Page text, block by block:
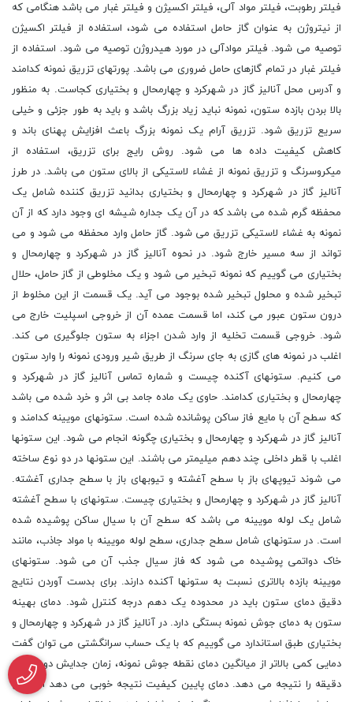
فیلتر رطوبت، فیلتر مواد آلی، فیلتر اکسیژن و فیلتر غبار می باشد هنگامی که
از نیتروژن به عنوان گاز حامل استفاده می شود، استفاده از فیلتر اکسیژن
توصیه می شود. فیلتر موادآلی در مورد هیدروژن توصیه می شود. استفاده از
فیلتر غبار در تمام گازهای حامل ضروری می باشد. پورتهای تزریق نمونه کدامند
و آدرس محل آنالیز گاز در شهرکرد و چهارمحال و بختیاری کجاست. به منظور
بالا بردن بازده ستون، نمونه نباید زیاد بزرگ باشد و باید به طور جزئی و خیلی
سریع تزریق شود. تزریق آرام یک نمونه بزرگ باعث افزایش پهنای باند و
کاهش کیفیت داده ها می شود. روش رایج برای تزریق، استفاده از
میکروسرنگ و تزریق نمونه از غشاء لاستیکی از بالای ستون می باشد. در طرز
آنالیز گاز در شهرکرد و چهارمحال و بختیاری بدانید تزریق کننده شامل یک
محفظه گرم شده می باشد که در آن یک جداره شیشه ای وجود دارد که از آن
نمونه به غشاء لاستیکی تزریق می شود. گاز حامل وارد محفظه می شود و می
تواند از سه مسیر خارج شود. در نحوه آنالیز گاز در شهرکرد و چهارمحال و
بختیاری می گوییم که نمونه تبخیر می شود و یک مخلوطی از گاز حامل، حلال
تبخیر شده و محلول تبخیر شده بوجود می آید. یک قسمت از این مخلوط از
درون ستون عبور می کند، اما قسمت عمده آن از خروجی اسپلیت خارج می
شود. خروجی قسمت تخلیه از وارد شدن اجزاء به ستون جلوگیری می کند.
اغلب در نمونه های گازی به جای سرنگ از طریق شیر ورودی نمونه را وارد ستون
می کنیم. ستونهای آکنده چیست و شماره تماس آنالیز گاز در شهرکرد و
چهارمحال و بختیاری کدامند. حاوی یک ماده جامد بی اثر و خرد شده می باشد
که سطح آن با مایع فاز ساکن پوشانده شده است. ستونهای مویینه کدامند و
آنالیز گاز در شهرکرد و چهارمحال و بختیاری چگونه انجام می شود. این ستونها
اغلب با قطر داخلی چند دهم میلیمتر می باشند. این ستونها در دو نوع ساخته
می شوند تیوپهای باز با سطح آغشته و تیوبهای باز با سطح جداری آغشته.
آنالیز گاز در شهرکرد و چهارمحال و بختیاری چیست. ستونهای با سطح آغشته
شامل یک لوله مویینه می باشد که سطح آن با سیال ساکن پوشیده شده
است. در ستونهای شامل سطح جداری، سطح لوله مویینه با مواد جاذب، مانند
خاک دواتمی پوشیده می شود که فاز سیال جذب آن می شود. ستونهای
مویینه بازده بالاتری نسبت به ستونها آکنده دارند. برای بدست آوردن نتایج
دقیق دمای ستون باید در محدوده یک دهم درجه کنترل شود. دمای بهینه
ستون به دمای جوش نمونه بستگی دارد. در آنالیز گاز در شهرکرد و چهارمحال و
بختیاری طبق استاندارد می گوییم که با یک حساب سرانگشتی می توان گفت
دمایی کمی بالاتر از میانگین دمای نقطه جوش نمونه، زمان جدایش دو تا سی
دقیقه را نتیجه می دهد. دمای پایین کیفیت نتیجه خوبی می دهد اما زمان